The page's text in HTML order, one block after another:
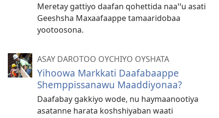
Meretay gattiyo daafan qohettida naaꞌꞌu asati
Geeshsha Maxaafaappe tamaaridobaa
yootoosona.
ASAY DAROTOO OYCHIYO OYSHATA
Yihoowa Markkati Daafabaappe
Shemppissanawu Maaddiyonaa?
Daafabay gakkiyo wode, nu haymaanootiya
asatanne harata koshshiyaban waati